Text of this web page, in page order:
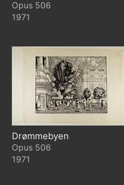
506
1971
Drømmebyen
506
1971